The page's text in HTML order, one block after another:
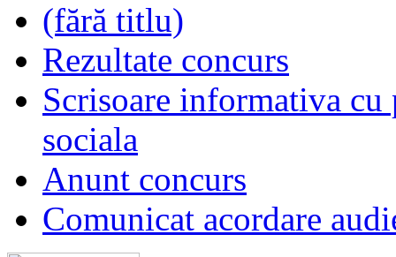
(fără titlu)
Rezultate concurs
Scrisoare informativa
sociala
Anunt concurs
Comunicat acordare